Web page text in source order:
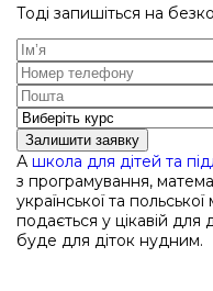
Тоді запишіться на
Залишити заявку
А школа для дітей та
з програмування,
української та
подається у цікавій для
буде для діток нудним.